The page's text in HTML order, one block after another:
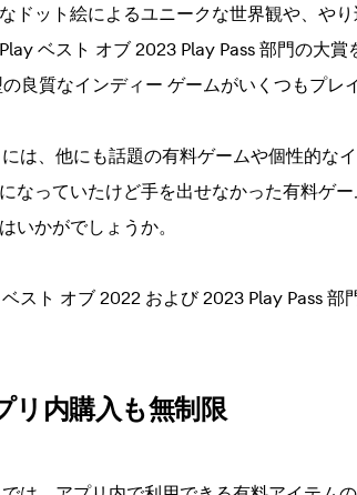
ドット絵によるユニークな世界観や、や
ベスト オブ 2023 Play Pass 部門の大
良質なインディー ゲームがいくつもプレ
は、他にも話題の有料ゲームや個性的な
なっていたけど手を出せなかった有料ゲ
いかがでしょうか。
ト オブ 2022 および 2023 Play Pass 部
リ内購入も無制限